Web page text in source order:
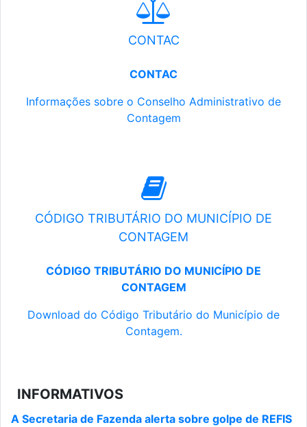
CONTAC
CONTAC
Informações sobre o Conselho Administrativo de
Contagem
CÓDIGO TRIBUTÁRIO DO MUNICÍPIO DE
CONTAGEM
CÓDIGO TRIBUTÁRIO DO MUNICÍPIO DE
CONTAGEM
Download do Código Tributário do Município de
Contagem.
INFORMATIVOS
A Secretaria de Fazenda alerta sobre golpe de REFIS